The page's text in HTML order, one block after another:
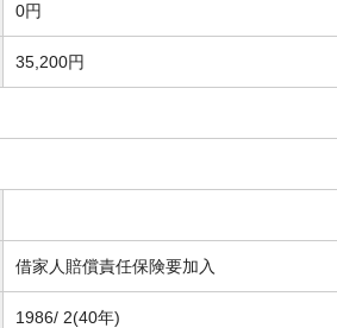
0円
35,200円
借家人賠償責任保険要加入
1986/ 2(40年)